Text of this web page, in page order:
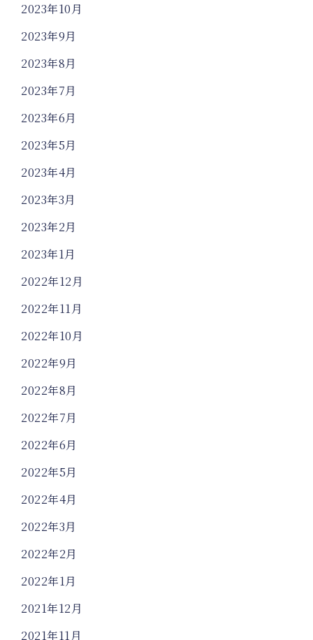
2023年10月
2023年9月
2023年8月
2023年7月
2023年6月
2023年5月
2023年4月
2023年3月
2023年2月
2023年1月
2022年12月
2022年11月
2022年10月
2022年9月
2022年8月
2022年7月
2022年6月
2022年5月
2022年4月
2022年3月
2022年2月
2022年1月
2021年12月
2021年11月